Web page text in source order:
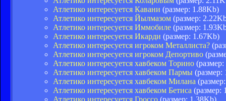
Атлетико интересуется Кавани (размер: 1.88Kb)
Атлетико интересуется Йылмазом (размер:
Атлетико интересуется Иммобиле (размер:
Атлетико интересуется Икарди (размер: 1.67Kb)
Атлетико интересуется игроком Металлиста?
Атлетико интересуется игроком Депортиво
Атлетико интересуется хавбеком Торино
Атлетико интересуется хавбеком Пармы (размер:
Атлетико интересуется хавбеком Милана
Атлетико интересуется хавбеком Бетиса (размер:
Атлетико интересуется Гроссо (размер: 1.38Kb)